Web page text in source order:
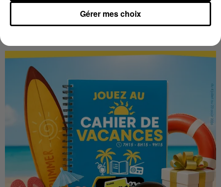
LES VACANCES PASSENT VITE... LES
Gérer mes choix